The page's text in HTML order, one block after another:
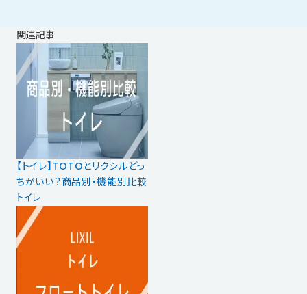
関連記事
【トイレ】TOTOとリクシルどっ
ちがいい？商品別・機能別比較
トイレ